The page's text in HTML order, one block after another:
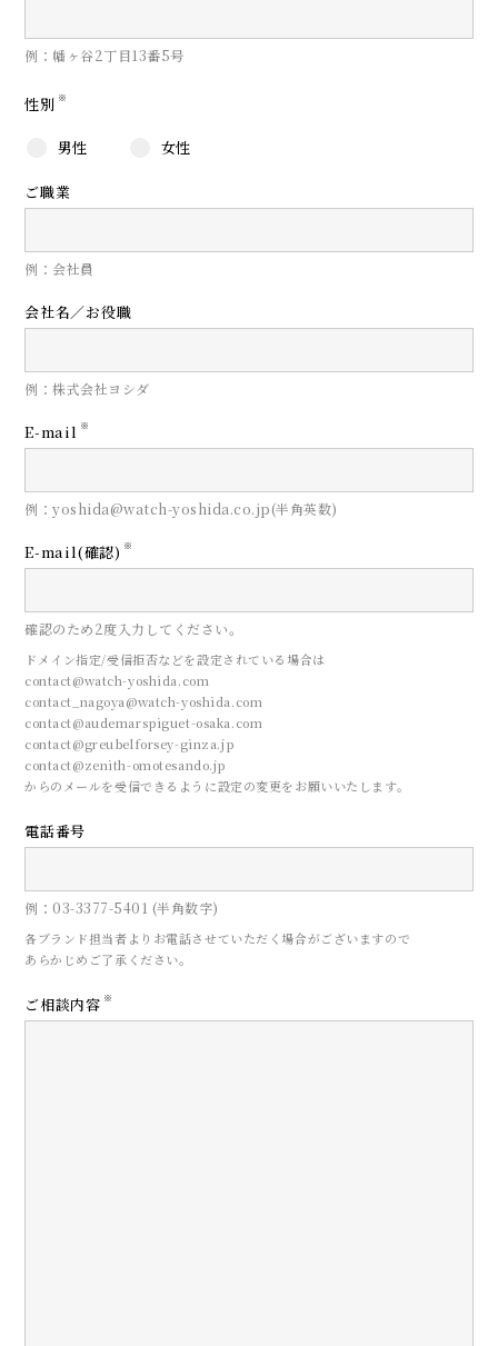
例：幡ヶ谷2丁目13番5号
性別 ※
男性 女性
ご職業
例：会社員
会社名／お役職
例：株式会社ヨシダ
E-mail ※
例：yoshida@watch-yoshida.co.jp(半角英数)
E-mail(確認) ※
確認のため2度入力してください。
ドメイン指定/受信拒否などを設定されている場合は
contact@watch-yoshida.com
contact_nagoya@watch-yoshida.com
contact@audemarspiguet-osaka.com
contact@greubelforsey-ginza.jp
contact@zenith-omotesando.jp
からのメールを受信できるように設定の変更をお願いいたします。
電話番号
例：03-3377-5401 (半角数字)
各ブランド担当者よりお電話させていただく場合がございますので
あらかじめご了承ください。
ご相談内容 ※